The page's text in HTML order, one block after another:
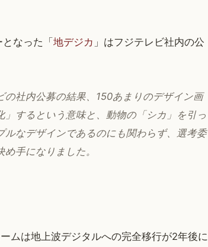
なった「 地デジカ 」はフジテレビ社内の公
の社内公募の結果、150あまりのデザイン画
するという意味と、動物の「シカ」を引っ
なデザインであるのにも関わらず、選考委
手になりました。
ムは地上波デジタルへの完全移行が2年後に